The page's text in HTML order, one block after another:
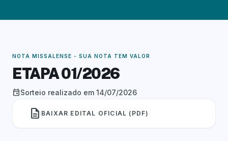
NOTA MISSALENSE - SUA NOTA TEM VALOR
ETAPA 01/2026
eventSorteio realizado em 14/07/2026
description BAIXAR EDITAL OFICIAL (PDF)